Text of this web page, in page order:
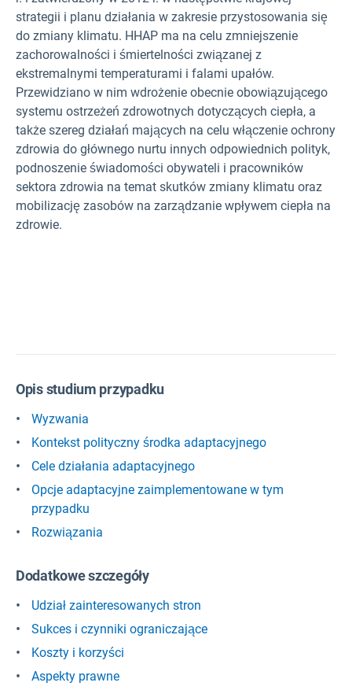
strategii i planu działania w zakresie przystosowania się
do zmiany klimatu. HHAP ma na celu zmniejszenie
zachorowalności i śmiertelności związanej z
ekstremalnymi temperaturami i falami upałów.
Przewidziano w nim wdrożenie obecnie obowiązującego
systemu ostrzeżeń zdrowotnych dotyczących ciepła, a
także szereg działań mających na celu włączenie ochrony
zdrowia do głównego nurtu innych odpowiednich polityk,
podnoszenie świadomości obywateli i pracowników
sektora zdrowia na temat skutków zmiany klimatu oraz
mobilizację zasobów na zarządzanie wpływem ciepła na
zdrowie.
Opis studium przypadku
Wyzwania
Kontekst polityczny środka adaptacyjnego
Cele działania adaptacyjnego
Opcje adaptacyjne zaimplementowane w tym
przypadku
Rozwiązania
Dodatkowe szczegóły
Udział zainteresowanych stron
Sukces i czynniki ograniczające
Koszty i korzyści
Aspekty prawne